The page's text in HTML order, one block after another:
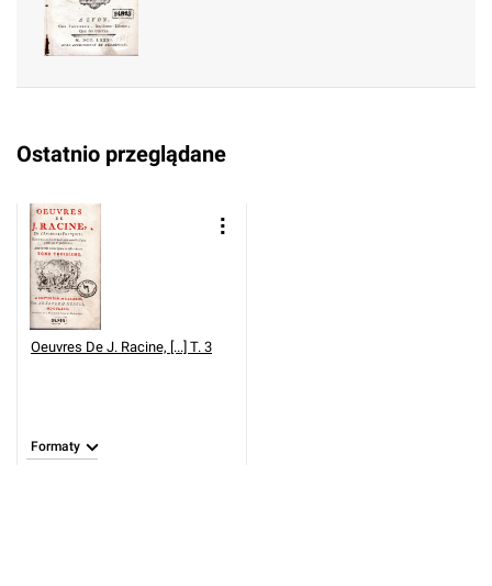
Ostatnio przeglądane
Oeuvres De J. Racine, [...] T. 3
Formaty